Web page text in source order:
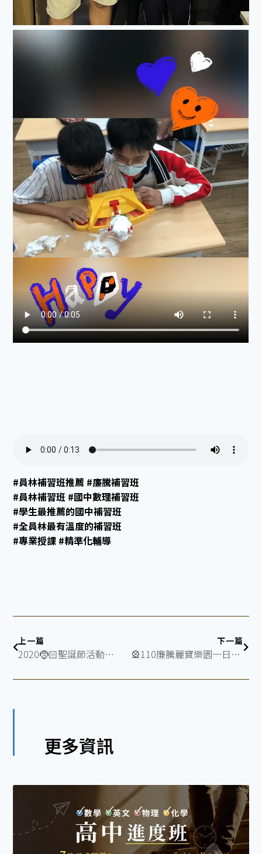
#員林補習班推薦 #廉騰補習班
#員林補習班 #國中數理補習班
#學生最推薦的國中補習班
#全員林最有溫度的補習班
#專業授課 #精準化輔導
上一篇
2020🤶🏻聖誕節活動🎅🏻#國中部
下一篇
🎡110廉騰麗寶樂園一日遊🎢
更多資訊